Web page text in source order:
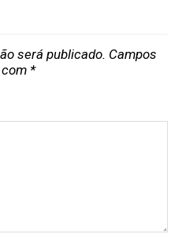
será publicado. Campos
*